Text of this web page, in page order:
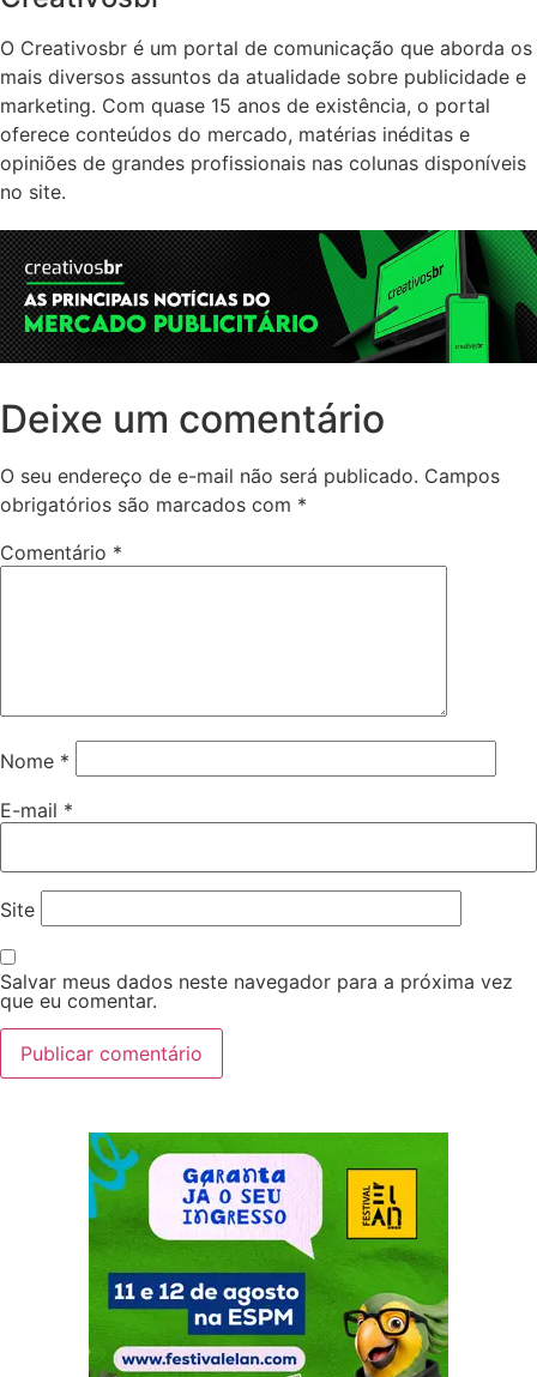
O Creativosbr é um portal de comunicação que aborda os
mais diversos assuntos da atualidade sobre publicidade e
marketing. Com quase 15 anos de existência, o portal
oferece conteúdos do mercado, matérias inéditas e
opiniões de grandes profissionais nas colunas disponíveis
no site.
Deixe um comentário
O seu endereço de e-mail não será publicado. Campos
obrigatórios são marcados com *
Comentário *
Nome *
E-mail *
Site
Salvar meus dados neste navegador para a próxima vez
que eu comentar.